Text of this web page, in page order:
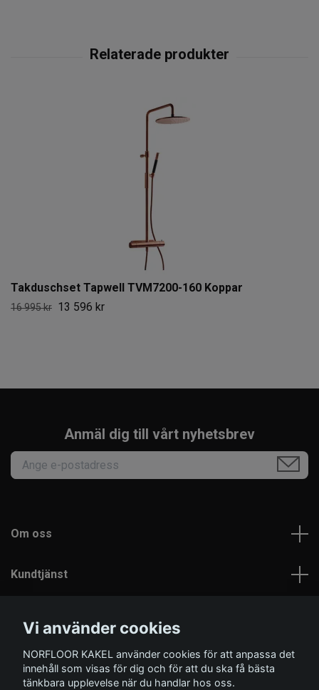
Takduschset Tapwell TVM7200-160 Koppar
16 995 kr 13 596 kr
Anmäl dig till vårt nyhetsbrev
Om oss
Kundtjänst
Sociala medier
Vi använder cookies
NORFLOOR KAKEL använder cookies för att anpassa det
innehåll som visas för dig och för att du ska få bästa
tänkbara upplevelse när du handlar hos oss.